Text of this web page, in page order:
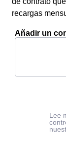
recargas
Añadir un
Lee